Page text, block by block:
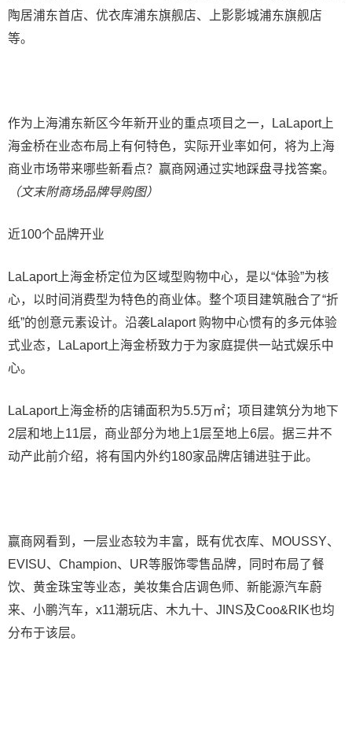
陶居浦东首店、优衣库浦东旗舰店、上影影城浦东旗舰店
等。
作为上海浦东新区今年新开业的重点项目之一，LaLaport上
海金桥在业态布局上有何特色，实际开业率如何，将为上海
商业市场带来哪些新看点？赢商网通过实地踩盘寻找答案。
（文末附商场品牌导购图）
近100个品牌开业
LaLaport上海金桥定位为区域型购物中心，是以“体验”为核
心，以时间消费型为特色的商业体。整个项目建筑融合了“折
纸”的创意元素设计。沿袭Lalaport 购物中心惯有的多元体验
式业态，LaLaport上海金桥致力于为家庭提供一站式娱乐中
心。
LaLaport上海金桥的店铺面积为5.5万㎡；项目建筑分为地下
2层和地上11层，商业部分为地上1层至地上6层。据三井不
动产此前介绍，将有国内外约180家品牌店铺进驻于此。
赢商网看到，一层业态较为丰富，既有优衣库、MOUSSY、
EVISU、Champion、UR等服饰零售品牌，同时布局了餐
饮、黄金珠宝等业态，美妆集合店调色师、新能源汽车蔚
来、小鹏汽车，x11潮玩店、木九十、JINS及Coo&RIK也均
分布于该层。